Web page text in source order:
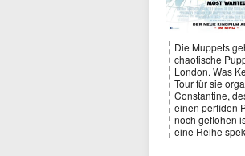
Die Muppets
chaotische
London. Was
Tour für sie
Constantine,
einen perfiden
noch geflohen
eine Reihe